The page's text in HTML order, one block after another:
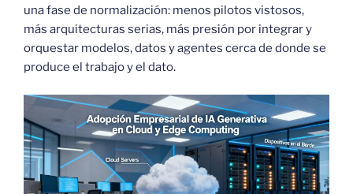
una fase de normalización: menos pilotos vistosos,
más arquitecturas serias, más presión por integrar y
orquestar modelos, datos y agentes cerca de donde se
produce el trabajo y el dato.